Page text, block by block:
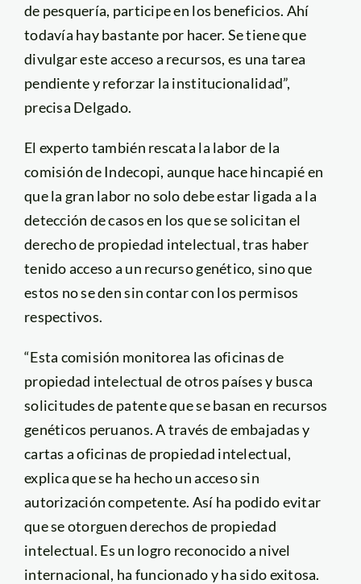
de pesquería, participe en los beneficios. Ahí
todavía hay bastante por hacer. Se tiene que
divulgar este acceso a recursos, es una tarea
pendiente y reforzar la institucionalidad”,
precisa Delgado.
El experto también rescata la labor de la
comisión de Indecopi, aunque hace hincapié en
que la gran labor no solo debe estar ligada a la
detección de casos en los que se solicitan el
derecho de propiedad intelectual, tras haber
tenido acceso a un recurso genético, sino que
estos no se den sin contar con los permisos
respectivos.
“Esta comisión monitorea las oficinas de
propiedad intelectual de otros países y busca
solicitudes de patente que se basan en recursos
genéticos peruanos. A través de embajadas y
cartas a oficinas de propiedad intelectual,
explica que se ha hecho un acceso sin
autorización competente. Así ha podido evitar
que se otorguen derechos de propiedad
intelectual. Es un logro reconocido a nivel
internacional, ha funcionado y ha sido exitosa.